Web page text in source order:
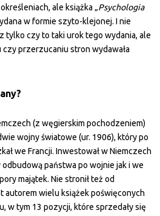
ale książka „Psychologia
w formie szyto-klejonej. I nie
tylko czy to taki urok tego wydania, ale
przerzucaniu stron wydawała
(z węgierskim pochodzeniem)
wojny światowe (ur. 1906), który po
we Francji. Inwestował w Niemczech
odbudową państwa po wojnie jak i we
majątek. Nie stronił też od
autorem wielu książek poświęconych
w tym 13 pozycji, które sprzedały się